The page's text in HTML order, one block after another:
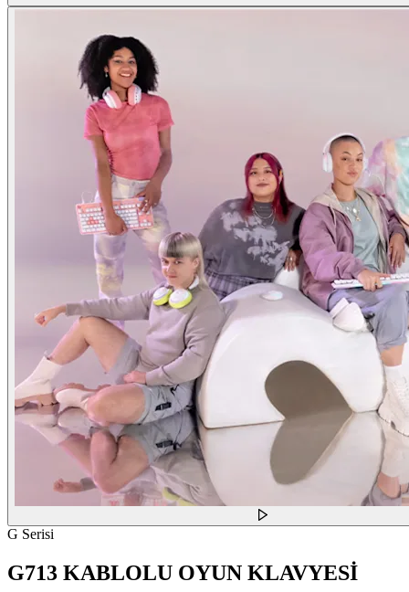
G Serisi
G713 KABLOLU OYUN KLAVYESİ